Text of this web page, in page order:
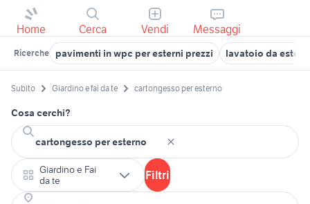
Home Cerca Vendi Messaggi
Ricerche pavimenti in wpc per esterni prezzi lavatoio da
Subito Giardino e fai da te cartongesso per esterno
Cosa cerchi?
Giardino e Fai
da te
Filtri